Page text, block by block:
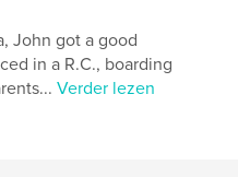
John got a good
in a R.C., boarding
Verder lezen